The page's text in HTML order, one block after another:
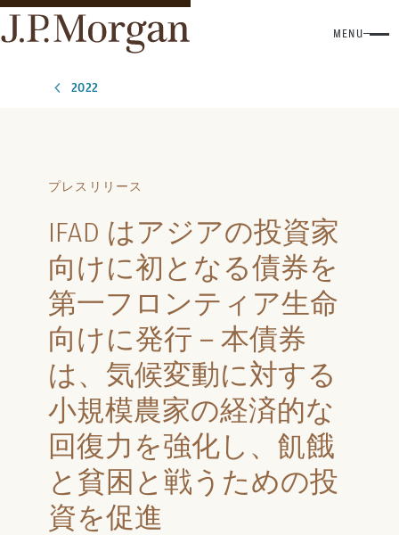
MENU
2022
プレスリリース
IFAD はアジアの投資家
向けに初となる債券を
第一フロンティア生命
向けに発行－本債券
は、気候変動に対する
小規模農家の経済的な
回復力を強化し、飢餓
と貧困と戦うための投
資を促進